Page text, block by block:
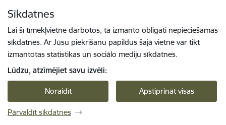
Sīkdatnes
Lai šī tīmekļvietne darbotos, tā izmanto obligāti nepieciešamās
sīkdatnes. Ar Jūsu piekrišanu papildus šajā vietnē var tikt
izmantotas statistikas un sociālo mediju sīkdatnes.
Lūdzu, atzīmējiet savu izvēli:
Noraidīt Apstiprināt visas
Pārvaldīt sīkdatnes